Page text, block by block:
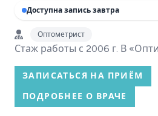
Доступна запись завтра
Оптометрист
Стаж работы с 2006 г. В
ЗАПИСАТЬСЯ НА ПРИЁМ
ПОДРОБНЕЕ О ВРАЧЕ